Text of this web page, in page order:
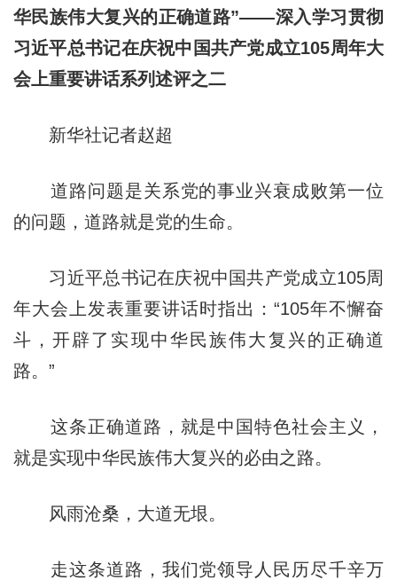
华民族伟大复兴的正确道路”——深入学习贯彻
习近平总书记在庆祝中国共产党成立105周年大
会上重要讲话系列述评之二
新华社记者赵超
道路问题是关系党的事业兴衰成败第一位
的问题，道路就是党的生命。
习近平总书记在庆祝中国共产党成立105周
年大会上发表重要讲话时指出：“105年不懈奋
斗，开辟了实现中华民族伟大复兴的正确道
路。”
这条正确道路，就是中国特色社会主义，
就是实现中华民族伟大复兴的必由之路。
风雨沧桑，大道无垠。
走这条道路，我们党领导人民历尽千辛万